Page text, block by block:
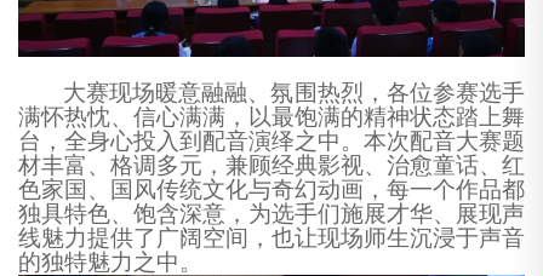
大赛现场暖意融融、氛围热烈，各位参赛选手
满怀热忱、信心满满，以最饱满的精神状态踏上舞
台，全身心投入到配音演绎之中。本次配音大赛题
材丰富、格调多元，兼顾经典影视、治愈童话、红
色家国、国风传统文化与奇幻动画，每一个作品都
独具特色、饱含深意，为选手们施展才华、展现声
线魅力提供了广阔空间，也让现场师生沉浸于声音
的独特魅力之中。